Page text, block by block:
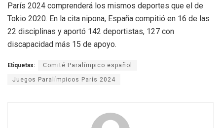
París 2024 comprenderá los mismos deportes que el de
Tokio 2020. En la cita nipona, España compitió en 16 de las
22 disciplinas y aportó 142 deportistas, 127 con
discapacidad más 15 de apoyo.
Etiquetas: Comité Paralímpico español
Juegos Paralímpicos París 2024